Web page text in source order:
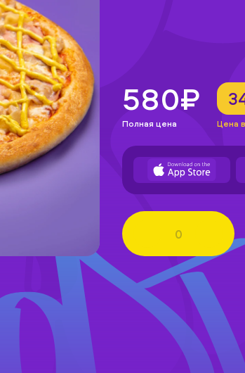
580₽
Полная цена Цена
0